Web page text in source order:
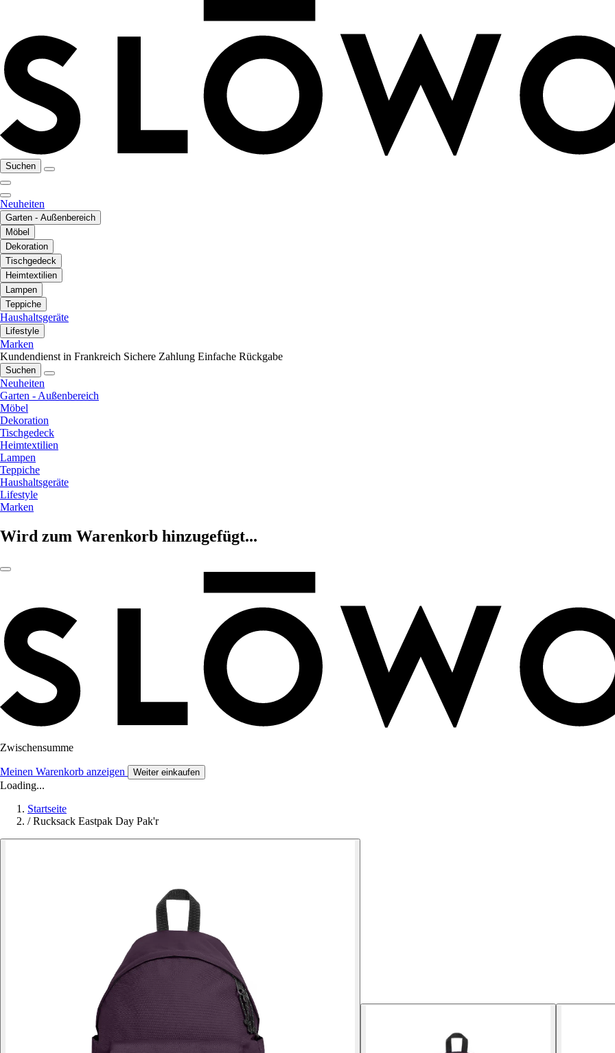
Suchen
Neuheiten
Garten - Außenbereich
Möbel
Dekoration
Tischgedeck
Heimtextilien
Lampen
Teppiche
Haushaltsgeräte
Lifestyle
Marken
Kundendienst in Frankreich Sichere Zahlung Einfache Rückgabe
Suchen
Neuheiten
Garten - Außenbereich
Möbel
Dekoration
Tischgedeck
Heimtextilien
Lampen
Teppiche
Haushaltsgeräte
Lifestyle
Marken
Wird zum Warenkorb hinzugefügt...
Zwischensumme
Meinen Warenkorb anzeigen Weiter einkaufen
Loading...
Startseite
/ Rucksack Eastpak Day Pak'r